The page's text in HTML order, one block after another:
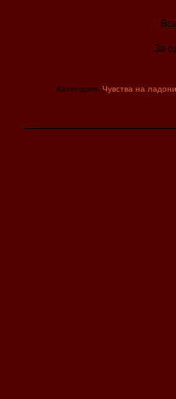
За
Категория: Чувства на ладони